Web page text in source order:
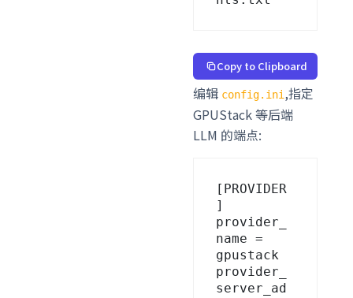
Copy to Clipboard
编辑 config.ini ,指定
GPUStack 等后端
LLM 的端点:
[PROVIDER
]
provider_
name =
gpustack
provider_
server_ad